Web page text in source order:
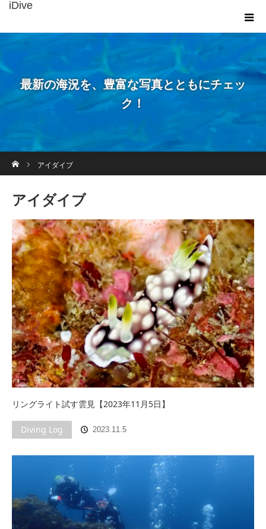
iDive
最新の海況を、豊富な写真とともにチェッ
ク！
アイダイブ
アイダイブ
リングライト試す雲見【2023年11月5日】
Diving Log 2023.11.5